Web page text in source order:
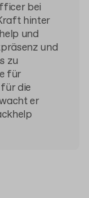
bei
hinter
und
und
zu
für
die
er